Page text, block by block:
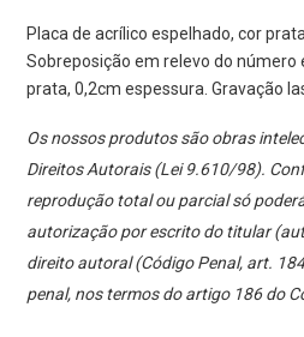
Placa de acrílico espelhado, cor
Sobreposição em relevo do número
prata, 0,2cm espessura. Gravação
Os nossos produtos são obras
Direitos Autorais (Lei 9.610/98).
reprodução total ou parcial só
autorização por escrito do titular
direito autoral (Código Penal, art.
penal, nos termos do artigo 186 do